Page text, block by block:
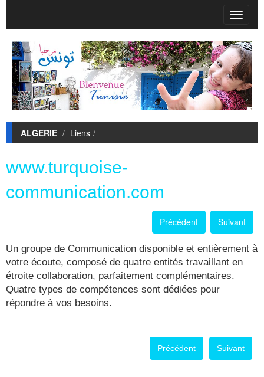
T
o
g
g
l
e
n
a
v
i
a
ALGERIE Liens
www.turquoise-
communication.com
Précédent Suivant
Un groupe de Communication disponible et entièrement à
votre écoute, composé de quatre entités travaillant en
étroite collaboration, parfaitement complémentaires.
Quatre types de compétences sont dédiées pour
répondre à vos besoins.
Précédent Suivant